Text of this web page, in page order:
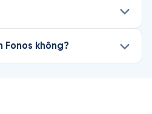
Fonos không?